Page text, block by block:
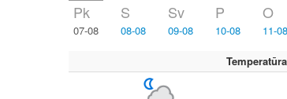
Pk
07-08
S
08-08
Sv
09-08
P
10-08
O
11-08
Temperatūra